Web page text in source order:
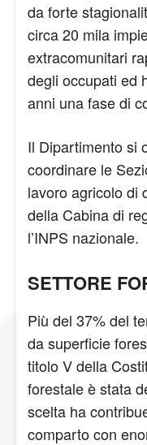
da forte
circa 20 mila
extracomunitari
degli occupati ed
anni una fase di
Il Dipartimento si
coordinare le
lavoro agricolo di
della Cabina di
l’INPS nazionale.
SETTORE
Più del 37% del
da superficie
titolo V della
forestale è stata
scelta ha
comparto con